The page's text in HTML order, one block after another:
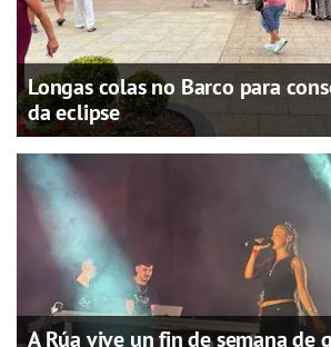
Longas colas no Barco para
da eclipse
A Rúa vive un fin de semana de